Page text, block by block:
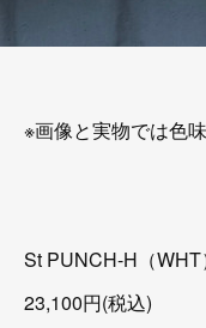
※画像と実物では色
St PUNCH-H（WHT
23,100円(税込)